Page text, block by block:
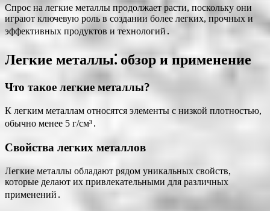
Спрос на легкие металлы продолжает расти, поскольку они
играют ключевую роль в создании более легких, прочных и
эффективных продуктов и технологий․
Легкие металлы⁚ обзор и применение
Что такое легкие металлы?
К легким металлам относятся элементы с низкой плотностью,
обычно менее 5 г/см³․
Свойства легких металлов
Легкие металлы обладают рядом уникальных свойств,
которые делают их привлекательными для различных
применений․